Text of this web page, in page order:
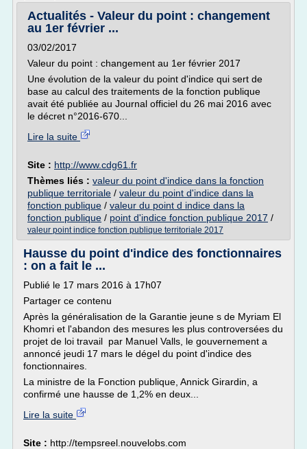
Actualités - Valeur du point : changement
au 1er février ...
03/02/2017
Valeur du point : changement au 1er février 2017
Une évolution de la valeur du point d'indice qui sert de
base au calcul des traitements de la fonction publique
avait été publiée au Journal officiel du 26 mai 2016 avec
le décret n°2016-670...
Lire la suite
Site : http://www.cdg61.fr
Thèmes liés : valeur du point d'indice dans la fonction
publique territoriale / valeur du point d'indice dans la
fonction publique / valeur du point d indice dans la
fonction publique / point d'indice fonction publique 2017 /
valeur point indice fonction publique territoriale 2017
Hausse du point d'indice des fonctionnaires
: on a fait le ...
Publié le 17 mars 2016 à 17h07
Partager ce contenu
Après la généralisation de la Garantie jeune s de Myriam El
Khomri et l'abandon des mesures les plus controversées du
projet de loi travail par Manuel Valls, le gouvernement a
annoncé jeudi 17 mars le dégel du point d'indice des
fonctionnaires.
La ministre de la Fonction publique, Annick Girardin, a
confirmé une hausse de 1,2% en deux...
Lire la suite
Site : http://tempsreel.nouvelobs.com